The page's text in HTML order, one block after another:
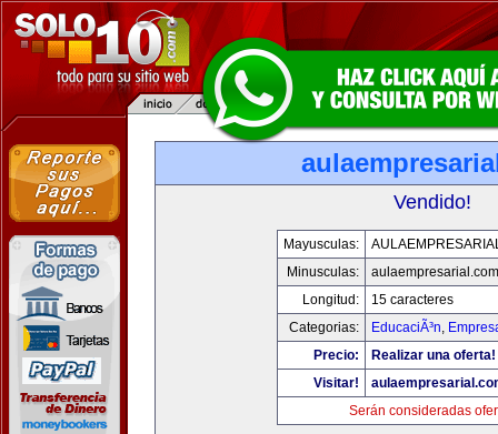
Vendido!
Mayusculas:
Minusculas:
aulaempresarial.com
Longitud:
15 caracteres
Categorias:
EducaciÃ³n,
Precio:
Realizar una oferta!
Visitar!
Serán consideradas